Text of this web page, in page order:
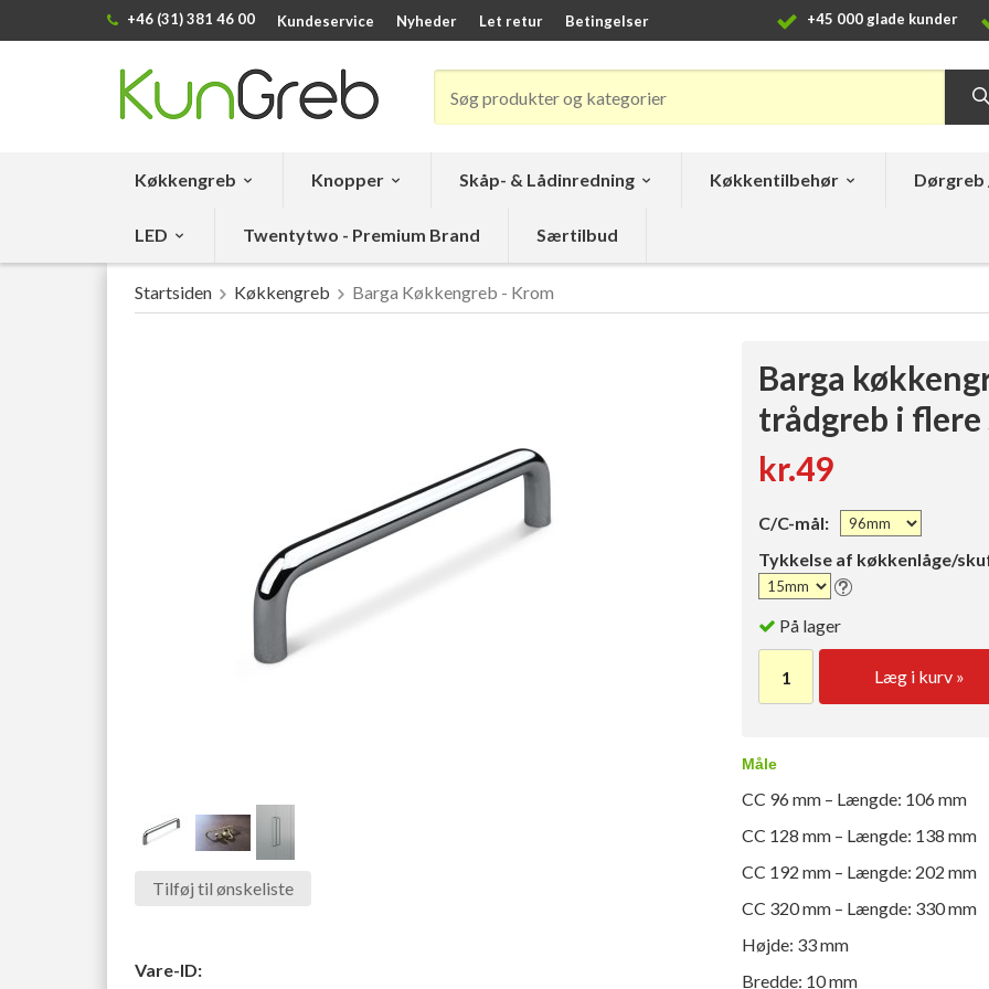
+46 (31) 381 46 00 Kundeservice Nyheder Let retur Betingelser +45 000 glade kunder
Køkkengreb Knopper Skåp- & Lådinredning Køkkentilbehør Dørgreb
LED Twentytwo - Premium Brand Særtilbud
Startsiden Køkkengreb Barga Køkkengreb - Krom
Barga
trådgreb i
kr.49
C/C-mål:
Tykkelse af køkkenlåge/
På lager
Læg i kurv »
Måle
CC 96 mm – Længde: 106 mm
CC 128 mm – Længde: 138 mm
CC 192 mm – Længde: 202 mm
CC 320 mm – Længde: 330 mm
Højde: 33 mm
Bredde: 10 mm
Tilføj til ønskeliste
Vare-ID: